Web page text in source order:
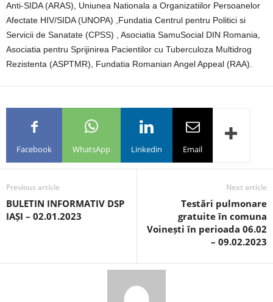
Anti-SIDA (ARAS), Uniunea Nationala a Organizatiilor Persoanelor
Afectate HIV/SIDA (UNOPA) ,Fundatia Centrul pentru Politici si
Servicii de Sanatate (CPSS) , Asociatia SamuSocial DIN Romania,
Asociatia pentru Sprijinirea Pacientilor cu Tuberculoza Multidrog
Rezistenta (ASPTMR), Fundatia Romanian Angel Appeal (RAA).
Facebook WhatsApp Linkedin Email
Previous article
BULETIN INFORMATIV DSP
IAȘI – 02.01.2023
Next article
Testări pulmonare
gratuite în comuna
Voinești în perioada 06.02
– 09.02.2023